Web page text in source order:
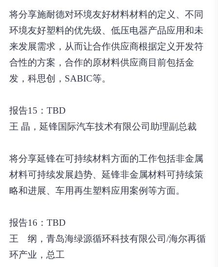
将分享施耐德对环境友好材料材料的定义、不同
环境友好塑料的优先级、低压电器产品应用和未
来发展需求，从而让合作供应商根据定义开发符
合性的方案，合作的原材料供应商目前包括金
发，科思创，SABIC等。
报告15：TBD
王 晶，延锋国际汽车技术有限公司助理副总裁
将分享延锋在可持续材料方面的工作包括非金属
材料可持续发展趋势、延锋非金属材料可持续策
略和进展、车用再生塑料应用案例等方面。
报告16：TBD
王 纲，青岛海绿源循环科技有限公司/海尔再循
环产业，总工